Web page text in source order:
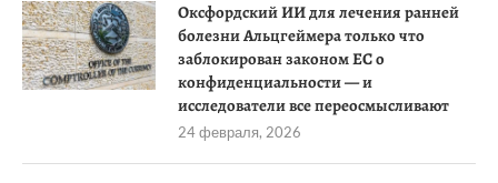
Оксфордский ИИ для лечения ранней
болезни Альцгеймера только что
заблокирован законом ЕС о
конфиденциальности — и
исследователи все переосмысливают
24 февраля, 2026